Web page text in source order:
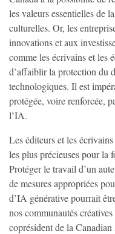
les valeurs essentielles de
culturelles. Or, les
innovations et aux
comme les écrivains et les
d’affaiblir la protection du
technologiques. Il est
protégée, voire renforcée,
l’IA.
Les éditeurs et les
les plus précieuses pour la
Protéger le travail d’un
de mesures appropriées
d’IA générative pourrait
nos communautés
coprésident de la